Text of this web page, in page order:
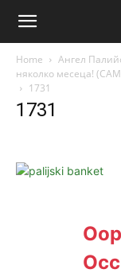
Home
Ангел
няколко месеца!
1731
1731